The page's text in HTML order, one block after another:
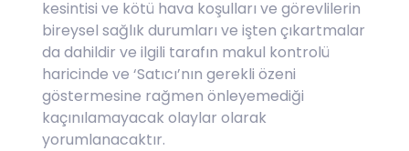
kesintisi ve kötü hava koşulları ve görevlilerin
bireysel sağlık durumları ve işten çıkartmalar
da dahildir ve ilgili tarafın makul kontrolü
haricinde ve ‘Satıcı’nın gerekli özeni
göstermesine rağmen önleyemediği
kaçınılamayacak olaylar olarak
yorumlanacaktır.